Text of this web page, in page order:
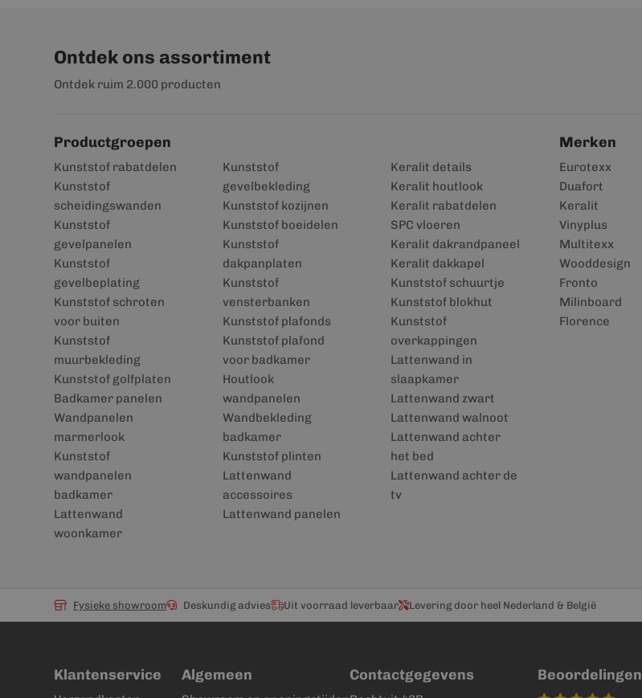
Ontdek ons assortiment
Ontdek ruim 2.000 producten
Productgroepen
Kunststof rabatdelen
Kunststof
scheidingswanden
Kunststof
gevelpanelen
Kunststof
gevelbeplating
Kunststof schroten
voor buiten
Kunststof
muurbekleding
Kunststof golfplaten
Badkamer panelen
Wandpanelen
marmerlook
Kunststof
wandpanelen
badkamer
Lattenwand
woonkamer
Kunststof
gevelbekleding
Kunststof kozijnen
Kunststof boeidelen
Kunststof
dakpanplaten
Kunststof
vensterbanken
Kunststof plafonds
Kunststof plafond
voor badkamer
Houtlook
wandpanelen
Wandbekleding
badkamer
Kunststof plinten
Lattenwand
accessoires
Lattenwand panelen
Keralit details
Keralit houtlook
Keralit rabatdelen
SPC vloeren
Keralit dakrandpaneel
Keralit dakkapel
Kunststof schuurtje
Kunststof blokhut
Kunststof
overkappingen
Lattenwand in
slaapkamer
Lattenwand zwart
Lattenwand walnoot
Lattenwand achter
het bed
Lattenwand achter de
tv
Merken
Eurotexx
Duafort
Keralit
Vinyplus
Multitexx
Wooddesign
Fronto
Milinboard
Florence
Fysieke showroom Deskundig advies Uit voorraad leverbaar Levering door heel Nederland & België
Klantenservice Algemeen Contactgegevens Beoordelingen